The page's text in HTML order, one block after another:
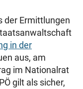
der Ermittlungen
in der
aus, am
im Nationalrat
gilt als sicher,